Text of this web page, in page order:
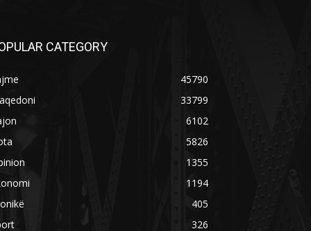
CATEGORY
45790
33799
6102
5826
1355
1194
405
326